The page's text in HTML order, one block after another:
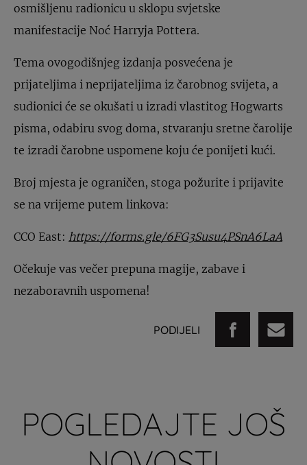
osmišljenu radionicu u sklopu svjetske
manifestacije Noć Harryja Pottera.
Tema ovogodišnjeg izdanja posvećena je
prijateljima i neprijateljima iz čarobnog svijeta, a
sudionici će se okušati u izradi vlastitog Hogwarts
pisma, odabiru svog doma, stvaranju sretne čarolije
te izradi čarobne uspomene koju će ponijeti kući.
Broj mjesta je ograničen, stoga požurite i prijavite
se na vrijeme putem linkova:
CCO East: https://forms.gle/6FG3Susu4PSnA6LaA
Očekuje vas večer prepuna magije, zabave i
nezaboravnih uspomena!
PODIJELI
POGLEDAJTE JOŠ